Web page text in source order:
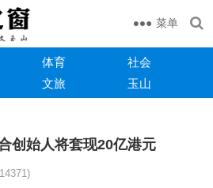
菜单
体育
社会
文旅 玉山
创始人将套现20亿港元